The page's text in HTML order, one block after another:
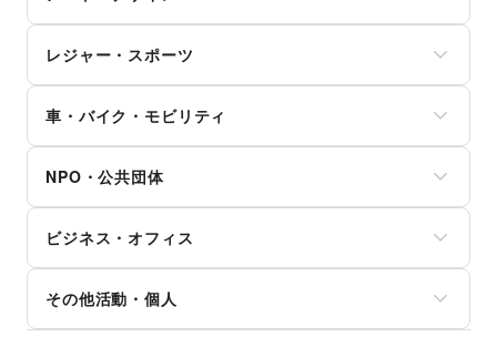
住宅（購入・賃貸）
たばこ
修理・メンテナンス
就職・転職・求人
美容家電
ヘアサロン・ネイルサロン
マッサージ・整体
女性用品・フェムテック
コンタクトレンズ
医療・医薬品
その他美容・健康
ガジェット
ゲーム
アニメ
コミック・マンガ
アイドル・芸能人
CD・DVD・本・雑誌
Webメディア・アプリ
テレビ・ドラマ
映画
音楽・ライブ
演劇
占い
写真・イラストレーション
立体作品・彫刻
その他アート・デザイン
レジャー・スポーツ
キャンプ・アウトドア
野球
サッカー
バスケットボール
ゴルフ
その他レジャー・スポーツ
車・バイク・モビリティ
バイク・オートバイ
自転車・ロードバイク
マイクロモビリティ
その他車・バイク・モビリティ
NPO・公共団体
外国団体・大使館
募金・寄付
NPO・ボランティア活動
その他NPO・公共団体
ビジネス・オフィス
オフィス家具・OA機器
イベント企画・運営
その他活動・個人